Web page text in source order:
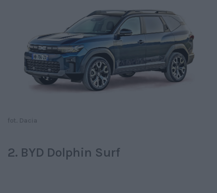
2. BYD Dolphin Surf